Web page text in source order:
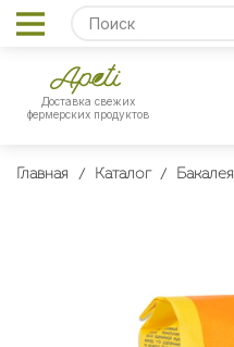
Доставка свежих
фермерских продуктов
Главная Каталог Бакалея